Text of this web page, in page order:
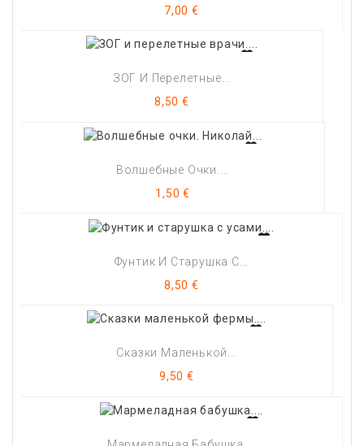
Цена
7,00 €
ЗОГ И Перелетные...
Цена
8,50 €
Волшебные Очки....
Цена
1,50 €
Фунтик И Старушка С...
Цена
8,50 €
Сказки Маленькой...
Цена
9,50 €